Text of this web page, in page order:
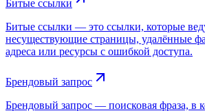
Битые ссылки
Битые ссылки — это ссылки, которые
несуществующие страницы, удалённые
адреса или ресурсы с ошибкой доступа.
Брендовый запрос
Брендовый запрос — поисковая фраза, в